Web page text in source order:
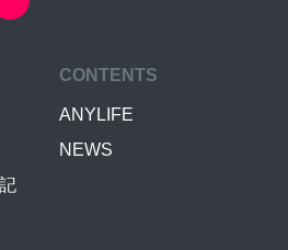
CONTENTS
ANYLIFE
NEWS